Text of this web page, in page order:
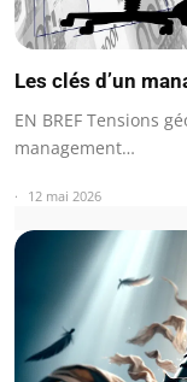
Les clés d’un
EN BREF Tensions
management…
12 mai 2026